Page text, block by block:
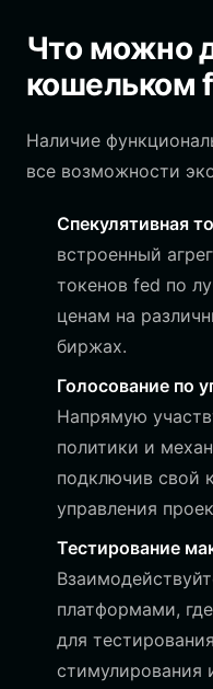
Что можно
кошельком
Наличие
все возможности
Спекулятивная
встроенный
токенов fed по
ценам на
биржах.
Голосование по
Напрямую
политики и
подключив свой
управления
Тестирование
платформами,
для
стимулирования